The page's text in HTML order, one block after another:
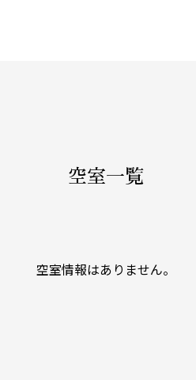
空室一覧
空室情報はありません。